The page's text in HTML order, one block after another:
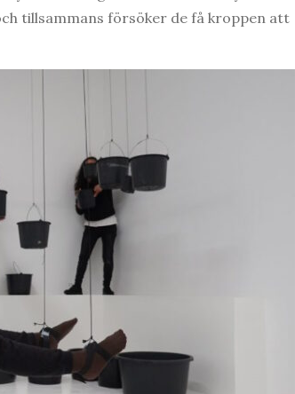
tillsammans försöker de få kroppen att